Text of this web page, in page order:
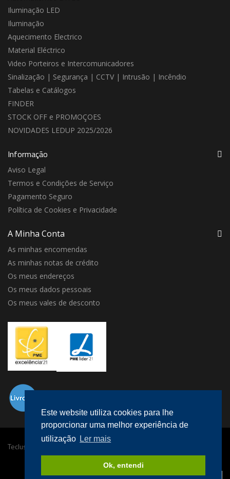
Este website utiliza cookies para lhe
proporcionar uma melhor experiência de
utilização Ler mais
Ok, entendi
Iluminação LED
Iluminação
Aquecimento Electrico
Material Eléctrico
Video Porteiros e Intercomunicadores
Sinalização | Segurança | CCTV | Intrusão | Incêndio
Tabelas e Catálogos
FINDER
STOCK OFF e PROMOÇOES
NOVIDADES LEDUP 2025/2026
Informação
Aviso Legal
Termos e Condições de Serviço
Pagamento Seguro
Política de Cookies e Privacidade
A Minha Conta
As minhas encomendas
As minhas notas de crédito
Os meus endereços
Os meus dados pessoais
Os meus vales de desconto
Teclusa © 2016 Todos os direitos reservados.
Desenvolvido por